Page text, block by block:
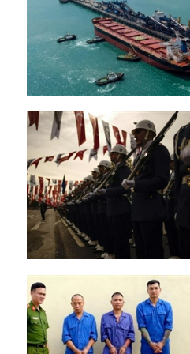
Diego Maradona
Di cư
Dòng chảy phương Bắc 1
Dải Gaza
Facebook
FED
Fansipan
FLC
F-16
Gương sáng
Golf
Giáng sinh
GDP